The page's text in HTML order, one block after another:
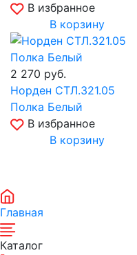
В избранное
В корзину
2 270 руб.
Норден СТЛ.321.05
Полка Белый
В избранное
В корзину
Главная
Каталог